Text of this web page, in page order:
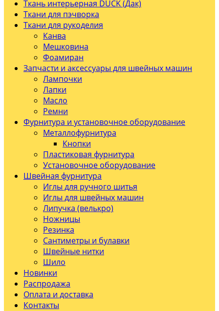
Ткань интерьерная DUCK (Дак)
Ткани для пэчворка
Ткани для рукоделия
Канва
Мешковина
Фоамиран
Запчасти и аксессуары для швейных машин
Лампочки
Лапки
Масло
Ремни
Фурнитура и установочное оборудование
Металлофурнитура
Кнопки
Пластиковая фурнитура
Установочное оборудование
Швейная фурнитура
Иглы для ручного шитья
Иглы для швейных машин
Липучка (велькро)
Ножницы
Резинка
Сантиметры и булавки
Швейные нитки
Шило
Новинки
Распродажа
Оплата и доставка
Контакты